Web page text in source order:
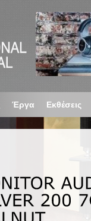
Έργα Εκθέσεις